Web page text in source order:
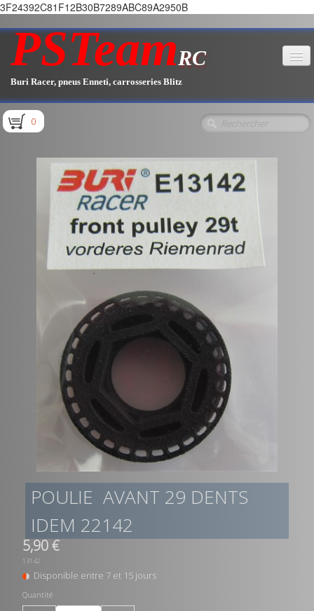
3F24392C81F12B30B7289ABC89A2950B
PSTeamRC
Buri Racer, pneus Enneti, carrosseries Blitz
Accueil
Pièces E1.1 / E1.2
Pièces E1.3
Pièces E2.1
0
POULIE AVANT 29 DENTS
IDEM 22142
5,90 €
13142
Disponible entre 7 et 15 jours
Quantité